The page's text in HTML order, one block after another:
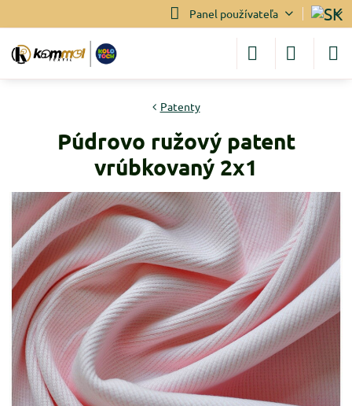
Panel používateľa
Patenty
Púdrovo ružový patent
vrúbkovaný 2x1